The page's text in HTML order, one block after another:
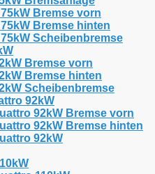
Bremse vorn
Bremse hinten
Scheibenbremse
Bremse vorn
Bremse hinten
Scheibenbremse
92kW
92kW Bremse vorn
92kW Bremse hinten
92kW